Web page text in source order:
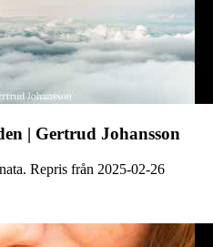
| Gertrud Johansson
Repris från 2025-02-26